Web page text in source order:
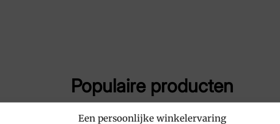
Een persoonlijke winkelervaring
Populaire producten